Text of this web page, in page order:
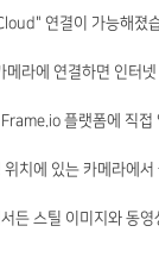
연결이 가능해졌
라에 연결하면 인터넷
플랫폼에 직접
치에 있는 카메라에
든 스틸 이미지와 동